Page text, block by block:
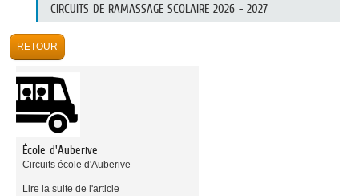
CIRCUITS DE RAMASSAGE SCOLAIRE 2026 - 2027
École d'Auberive
Circuits école d'Auberive
Lire la suite de l'article